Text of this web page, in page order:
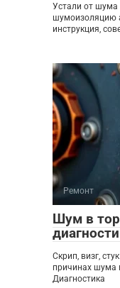
Устали от шума
шумоизоляцию
инструкция,
Ремонт
Шум в
Скрип, визг,
причинах шума
Диагностика